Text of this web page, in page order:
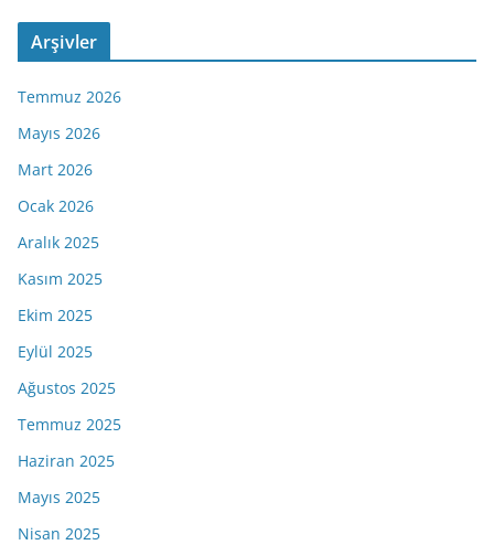
Arşivler
Temmuz 2026
Mayıs 2026
Mart 2026
Ocak 2026
Aralık 2025
Kasım 2025
Ekim 2025
Eylül 2025
Ağustos 2025
Temmuz 2025
Haziran 2025
Mayıs 2025
Nisan 2025